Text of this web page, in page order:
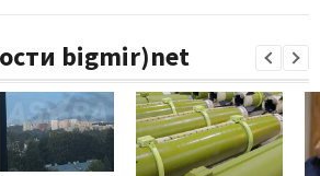
bigmir)net